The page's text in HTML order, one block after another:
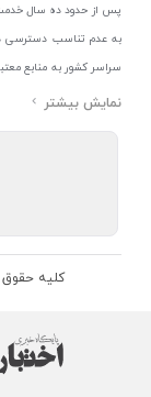
پس از حدود ده سال خدمت
به عدم تناسب دسترسی
سراسر کشور به منابع
ای اختبار خدمتی جدید به
اتحادیه ناشران و
معتبری از کتاب های
اندازی کردیم تا
کلیه حقوق